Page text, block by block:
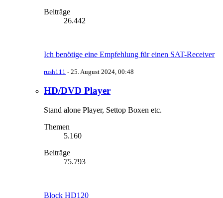
Beiträge
26.442
Ich benötige eine Empfehlung für einen SAT-Receiver
rush111 - 25. August 2024, 00:48
HD/DVD Player
Stand alone Player, Settop Boxen etc.
Themen
5.160
Beiträge
75.793
Block HD120